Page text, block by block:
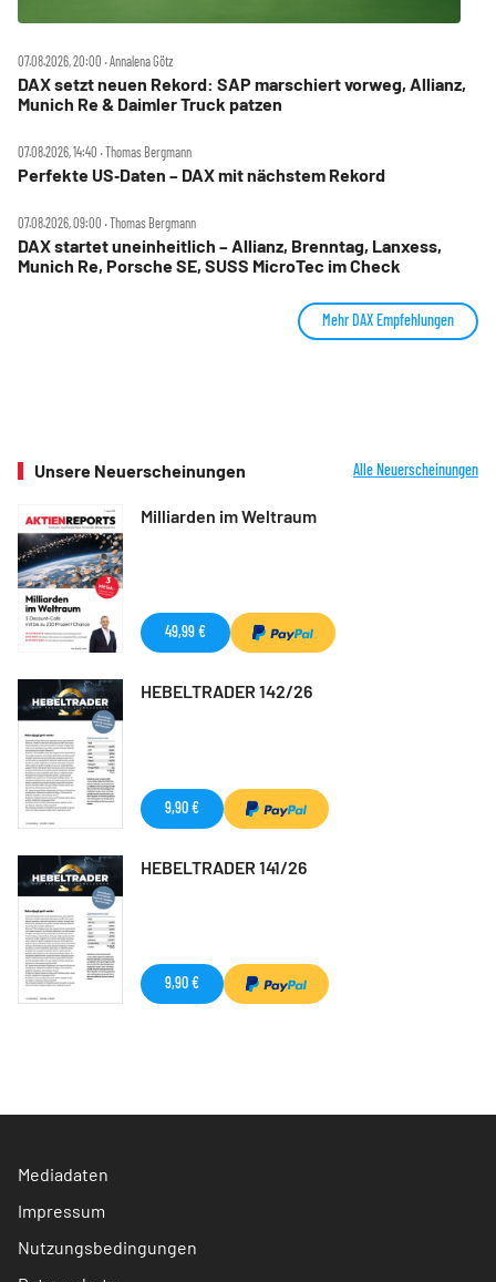
07.08.2026, 20:00 ‧ Annalena Götz
DAX setzt neuen Rekord: SAP marschiert vorweg, Allianz,
Munich Re & Daimler Truck patzen
07.08.2026, 14:40 ‧ Thomas Bergmann
Perfekte US‑Daten – DAX mit nächstem Rekord
07.08.2026, 09:00 ‧ Thomas Bergmann
DAX startet uneinheitlich – Allianz, Brenntag, Lanxess,
Munich Re, Porsche SE, SUSS MicroTec im Check
Mehr DAX Empfehlungen
Unsere Neuerscheinungen Alle Neuerscheinungen
Milliarden im Weltraum
49,99 €
HEBELTRADER 142/26
9,90 €
HEBELTRADER 141/26
9,90 €
Mediadaten
Impressum
Nutzungsbedingungen